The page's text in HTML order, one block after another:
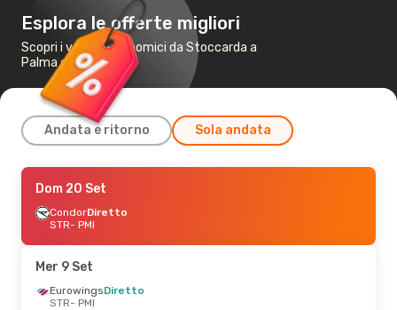
Esplora le offerte migliori
Scopri i voli più economici da Stoccarda a
Palma di Maiorca
Andata e ritorno Sola andata
Lun 7 Set- Mar 15 Set
EurowingsDiretto
STR- PMI
PMI- STR
Mer 26 Ago- Mer 2 Set
Dom 20 Set
CondorDiretto
STR- PMI
Mer 9 Set
EurowingsDiretto
STR- PMI